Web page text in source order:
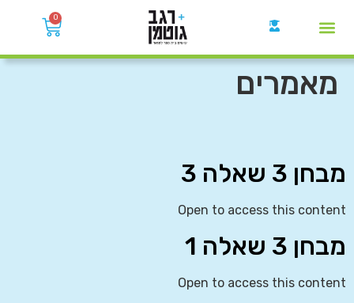
0
מאמרים
מבחן 3 שאלה 3
Open to access this content
מבחן 3 שאלה 1
Open to access this content